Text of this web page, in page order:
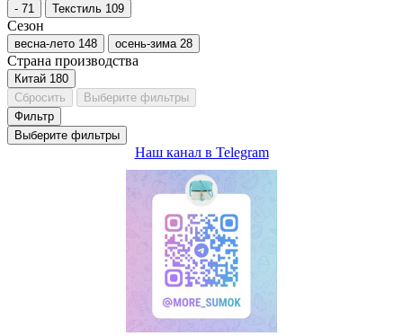
- 71 Текстиль 109
Сезон
весна-лето 148 осень-зима 28
Страна производства
Китай 180
Сбросить
Выберите фильтры
Фильтр
Выберите фильтры
Наш канал в Telegram